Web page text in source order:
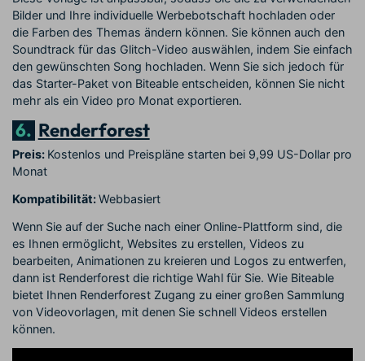
Bilder und Ihre individuelle Werbebotschaft hochladen oder
die Farben des Themas ändern können. Sie können auch den
Soundtrack für das Glitch-Video auswählen, indem Sie einfach
den gewünschten Song hochladen. Wenn Sie sich jedoch für
das Starter-Paket von Biteable entscheiden, können Sie nicht
mehr als ein Video pro Monat exportieren.
6. Renderforest
Preis: Kostenlos und Preispläne starten bei 9,99 US-Dollar pro
Monat
Kompatibilität:Webbasiert
Wenn Sie auf der Suche nach einer Online-Plattform sind, die
es Ihnen ermöglicht, Websites zu erstellen, Videos zu
bearbeiten, Animationen zu kreieren und Logos zu entwerfen,
dann ist Renderforest die richtige Wahl für Sie. Wie Biteable
bietet Ihnen Renderforest Zugang zu einer großen Sammlung
von Videovorlagen, mit denen Sie schnell Videos erstellen
können.